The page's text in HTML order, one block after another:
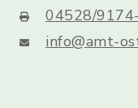
04528/
info@amt-